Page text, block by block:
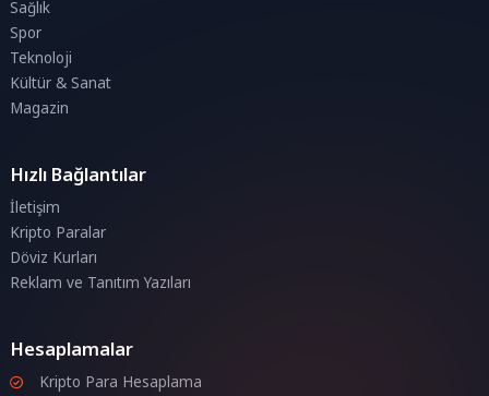
Sağlık
Spor
Teknoloji
Kültür & Sanat
Magazin
Hızlı Bağlantılar
İletişim
Kripto Paralar
Döviz Kurları
Reklam ve Tanıtım Yazıları
Hesaplamalar
Kripto Para Hesaplama